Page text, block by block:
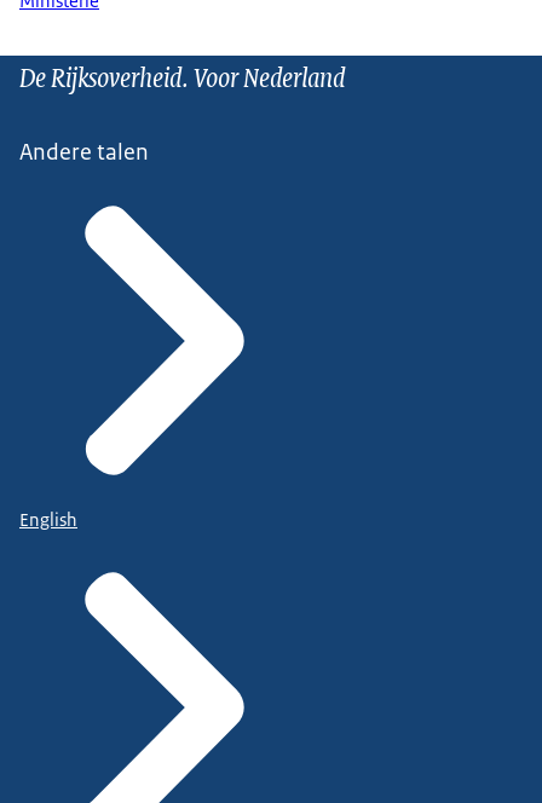
De Rijksoverheid. Voor Nederland
Andere talen
English